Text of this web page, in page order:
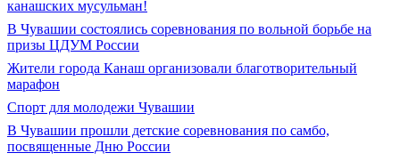
канашских мусульман!
В Чувашии состоялись соревнования по вольной борьбе на
призы ЦДУМ России
Жители города Канаш организовали благотворительный
марафон
Спорт для молодежи Чувашии
В Чувашии прошли детские соревнования по самбо,
посвященные Дню России